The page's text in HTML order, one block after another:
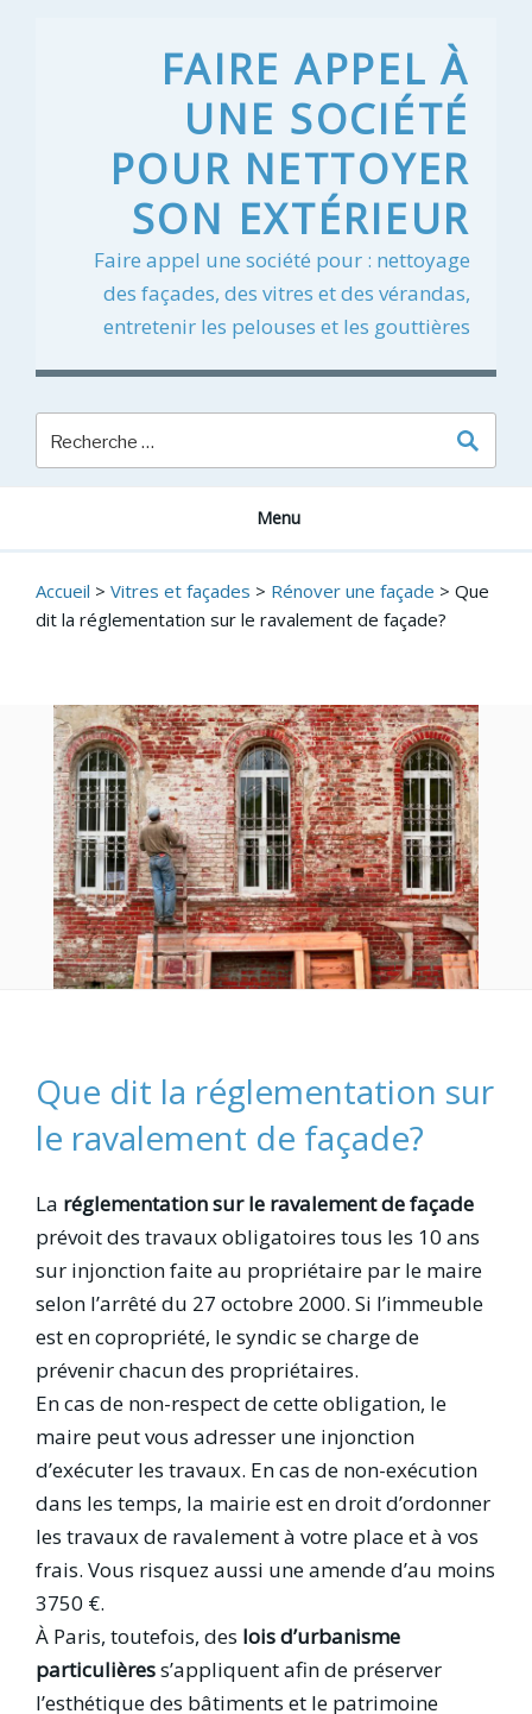
FAIRE APPEL À
UNE SOCIÉTÉ
POUR NETTOYER
SON EXTÉRIEUR
Faire appel une société pour : nettoyage
des façades, des vitres et des vérandas,
entretenir les pelouses et les gouttières
Menu
Accueil > Vitres et façades > Rénover une façade > Que
dit la réglementation sur le ravalement de façade?
Que dit la réglementation sur
le ravalement de façade?
La réglementation sur le ravalement de façade
prévoit des travaux obligatoires tous les 10 ans
sur injonction faite au propriétaire par le maire
selon l’arrêté du 27 octobre 2000. Si l’immeuble
est en copropriété, le syndic se charge de
prévenir chacun des propriétaires.
En cas de non-respect de cette obligation, le
maire peut vous adresser une injonction
d’exécuter les travaux. En cas de non-exécution
dans les temps, la mairie est en droit d’ordonner
les travaux de ravalement à votre place et à vos
frais. Vous risquez aussi une amende d’au moins
3750 €.
À Paris, toutefois, des lois d’urbanisme
particulièress’appliquent afin de préserver
l’esthétique des bâtiments et le patrimoine